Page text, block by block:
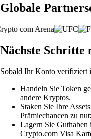
Globale
Nächste Schritte
Sobald Ihr Konto verifiziert
Handeln Sie Token
andere Kryptos.
Staken Sie Ihre
Prämiechancen zu
Lagern Sie
Crypto.com Visa